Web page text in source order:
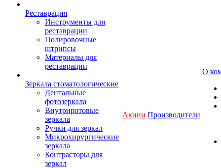
Реставрация
Инструменты для
реставрации
Полировочные
штрипсы
Материалы для
реставрации
Зеркала стоматологические
Дентальные
фотозеркала
Внутриротовые
зеркала
Ручки для зеркал
Микрохирургические
зеркала
Контрасторы для
зеркал
Акции Производители
О